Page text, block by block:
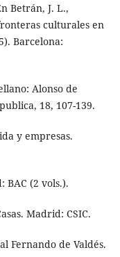
Betrán, J. L.,
culturales en
Barcelona:
Alonso de
18, 107-139.
y empresas.
BAC (2 vols.).
Madrid: CSIC.
Fernando de Valdés.